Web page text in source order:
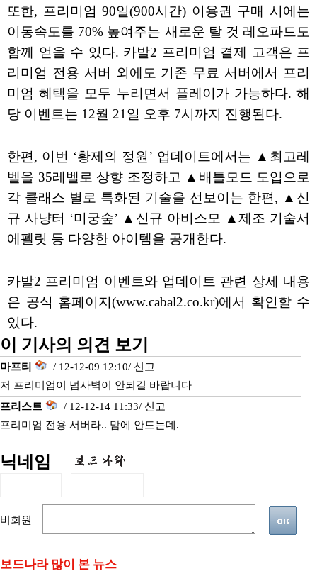
또한, 프리미엄 90일(900시간) 이용권 구매 시에는
이동속도를 70% 높여주는 새로운 탈 것 레오파드도
함께 얻을 수 있다. 카발2 프리미엄 결제 고객은 프
리미엄 전용 서버 외에도 기존 무료 서버에서 프리
미엄 혜택을 모두 누리면서 플레이가 가능하다. 해
당 이벤트는 12월 21일 오후 7시까지 진행된다.
한편, 이번 ‘황제의 정원’ 업데이트에서는 ▲최고레
벨을 35레벨로 상향 조정하고 ▲배틀모드 도입으로
각 클래스 별로 특화된 기술을 선보이는 한편, ▲신
규 사냥터 ‘미궁숲’ ▲신규 아비스모 ▲제조 기술서
에펠릿 등 다양한 아이템을 공개한다.
카발2 프리미엄 이벤트와 업데이트 관련 상세 내용
은 공식 홈페이지(www.cabal2.co.kr)에서 확인할 수
있다.
이 기사의 의견 보기
마프티 / 12-12-09 12:10/ 신고
저 프리미엄이 넘사벽이 안되길 바랍니다
프리스트
/ 12-12-14 11:33/ 신고
프리미엄 전용 서버라.. 맘에 안드는데.
닉네임
비회원
보드나라 많이 본 뉴스